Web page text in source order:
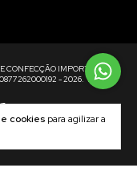
cookies para agilizar a
IMPORTAÇÃO E
- 2026. Todos os